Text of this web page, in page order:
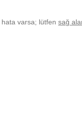
hata varsa; lütfensağ